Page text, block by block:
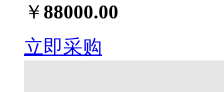
￥ 88000.00
立即采购